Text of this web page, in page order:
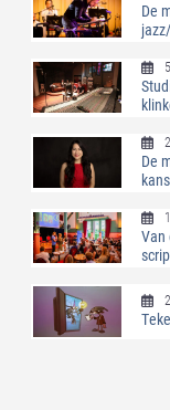
De
De
Van